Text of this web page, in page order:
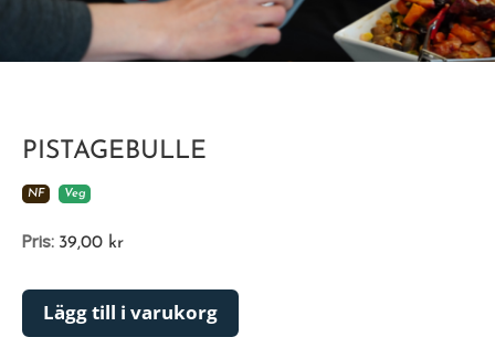
PISTAGEBULLE
NF Veg
Pris: 39,00 kr
Lägg till i varukorg